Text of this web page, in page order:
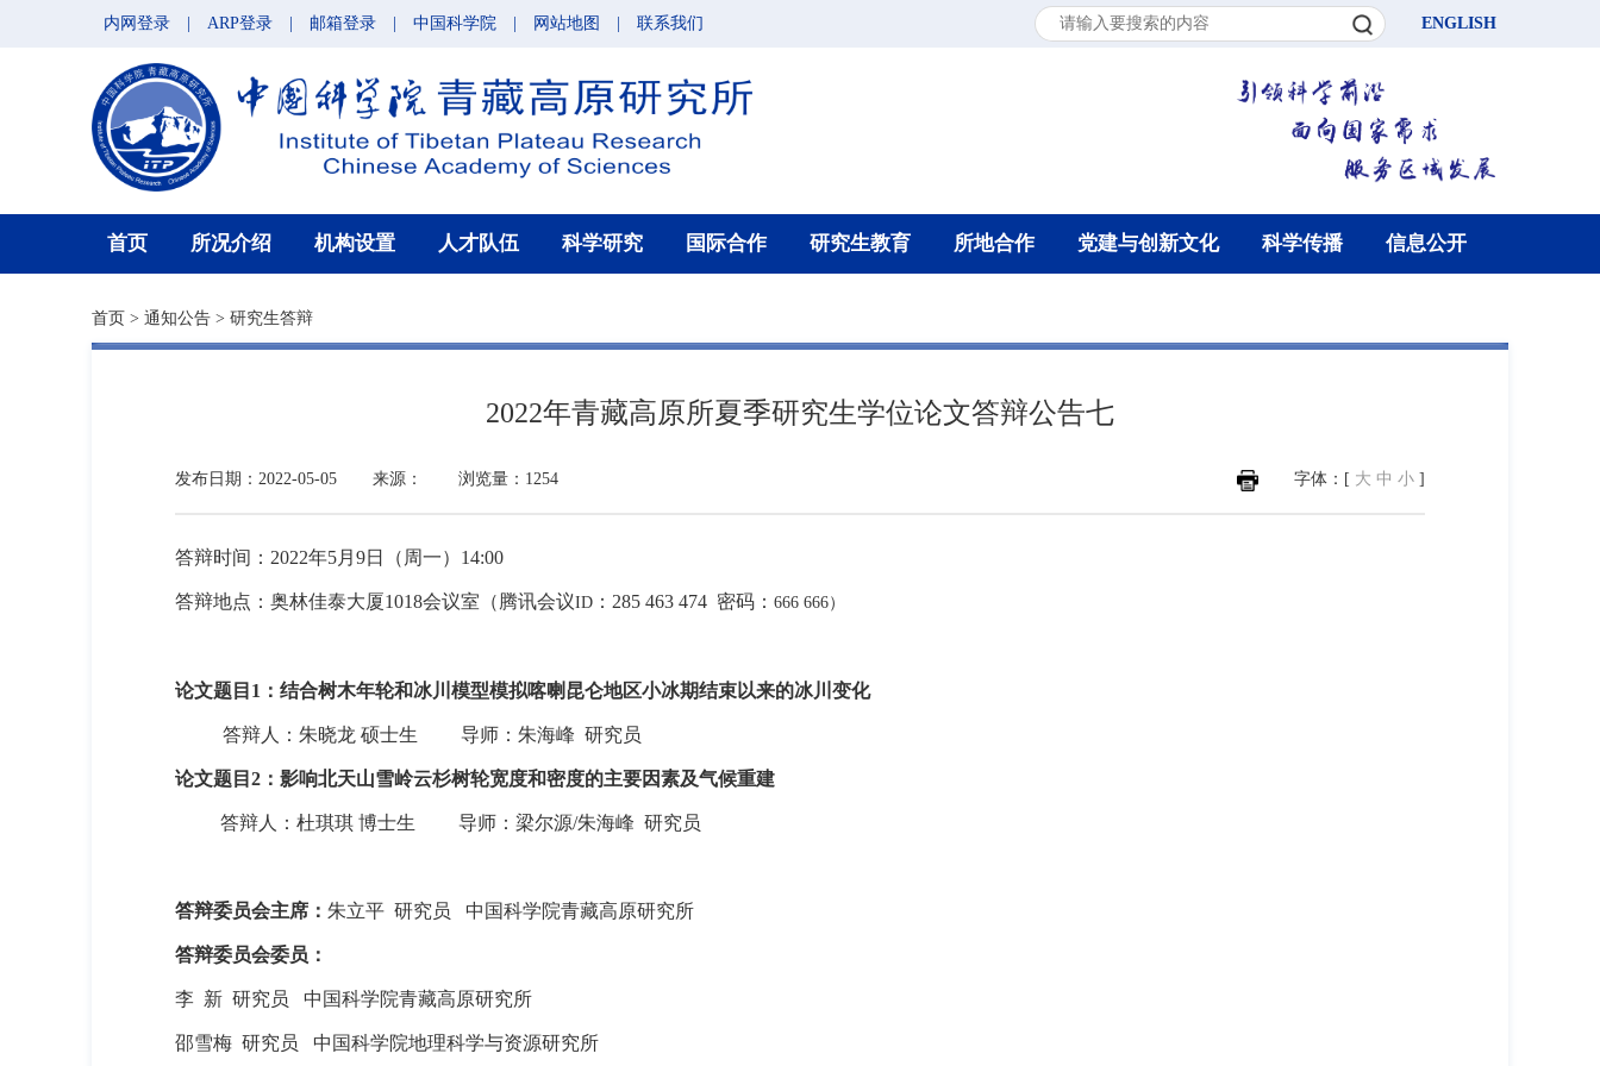
内网登录 ARP登录 邮箱登录 中国科学院 网站地图 联系我们 ENGLISH
首页 所况介绍 机构设置 人才队伍 科学研究 国际合作 研究生教育 所地合作 党建与创新文化 科学传播 信息公开
首页 > 通知公告 > 研究生答辩
2022年青藏高原所夏季研究生学位论文答辩公告七
发布日期：2022-05-05 来源： 浏览量：1254 字体：[ 大 中 小 ]
答辩时间： 2022年5月 9日（周一） 14:00
答辩地点：奥林佳泰大厦1018会议室（ 腾讯会议ID ： 285 463 474 密码： 666 666）
论文题目 1 ：结合树木年轮和冰川模型模拟喀喇昆仑地区小冰期结束以来的冰川变化
答辩人：朱晓龙 硕士生 导师：朱海峰 研究员
论文题目 2 ：影响北天山雪岭云杉树轮宽度和密度的主要因素及气候重建
答辩人：杜琪琪 博士生 导师：梁尔源/朱海峰 研究员
答辩委员会主席： 朱立平 研究员 中国科学院青藏高原研究所
答辩委员会委员：
李 新 研究员 中国科学院青藏高原研究所
邵雪梅 研究员 中国科学院地理科学与资源研究所